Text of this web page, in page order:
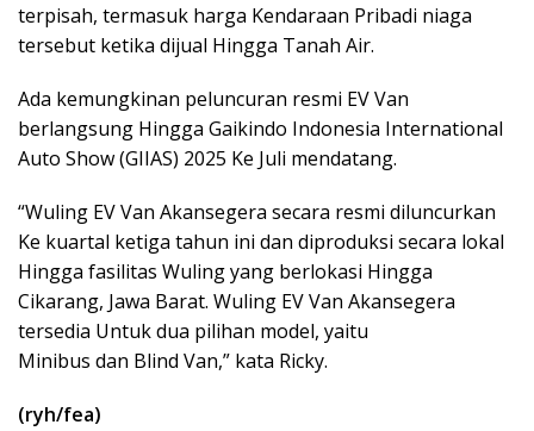
terpisah, termasuk harga Kendaraan Pribadi niaga
tersebut ketika dijual Hingga Tanah Air.
Ada kemungkinan peluncuran resmi EV Van
berlangsung Hingga Gaikindo Indonesia International
Auto Show (GIIAS) 2025 Ke Juli mendatang.
“Wuling EV Van Akansegera secara resmi diluncurkan
Ke kuartal ketiga tahun ini dan diproduksi secara lokal
Hingga fasilitas Wuling yang berlokasi Hingga
Cikarang, Jawa Barat. Wuling EV Van Akansegera
tersedia Untuk dua pilihan model, yaitu
Minibus dan Blind Van,” kata Ricky.
(ryh/fea)